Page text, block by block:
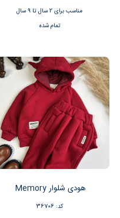
مناسب برای 2 سال تا 9 سال
تمام شده
هودی شلوار Memory
کد: 36706